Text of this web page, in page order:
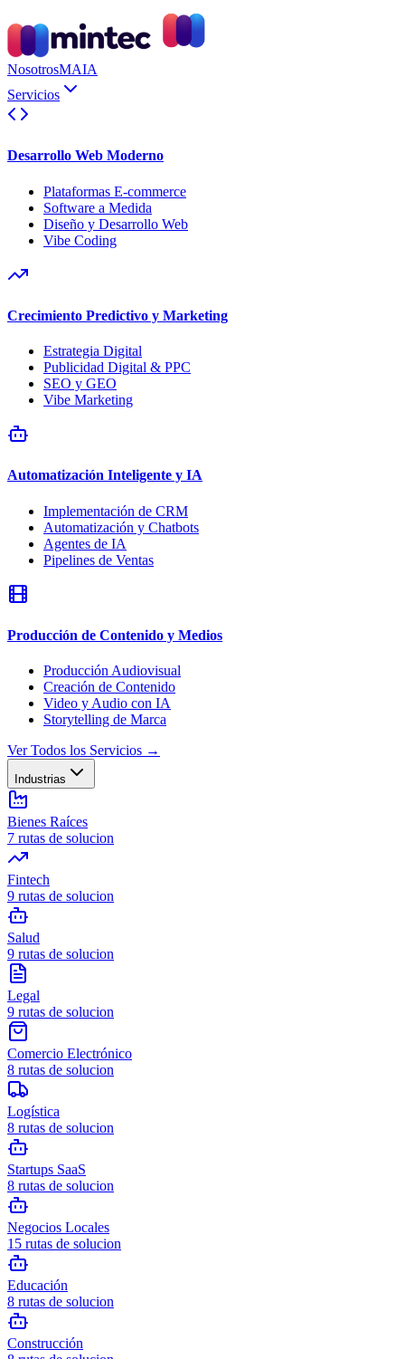
NosotrosMAIA
Servicios
Desarrollo Web Moderno
Plataformas E-commerce
Software a Medida
Diseño y Desarrollo Web
Vibe Coding
Crecimiento Predictivo y Marketing
Estrategia Digital
Publicidad Digital & PPC
SEO y GEO
Vibe Marketing
Automatización Inteligente y IA
Implementación de CRM
Automatización y Chatbots
Agentes de IA
Pipelines de Ventas
Producción de Contenido y Medios
Producción Audiovisual
Creación de Contenido
Video y Audio con IA
Storytelling de Marca
Ver Todos los Servicios →
Industrias
Bienes Raíces
7 rutas de solucion
Fintech
9 rutas de solucion
Salud
9 rutas de solucion
Legal
9 rutas de solucion
Comercio Electrónico
8 rutas de solucion
Logística
8 rutas de solucion
Startups SaaS
8 rutas de solucion
Negocios Locales
15 rutas de solucion
Educación
8 rutas de solucion
Construcción